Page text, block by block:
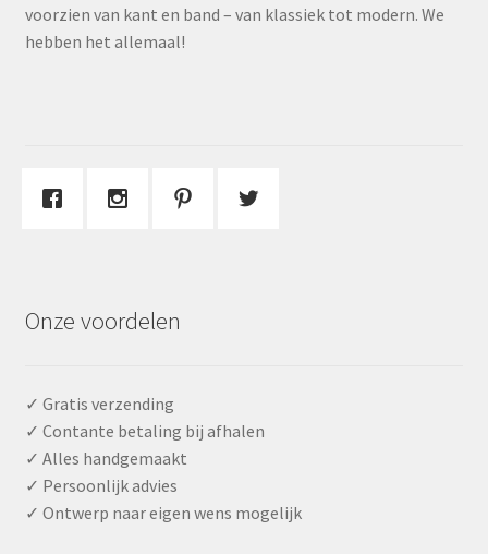
voorzien van kant en band – van klassiek tot modern. We
hebben het allemaal!
Onze voordelen
✓ Gratis verzending
✓ Contante betaling bij afhalen
✓ Alles handgemaakt
✓ Persoonlijk advies
✓ Ontwerp naar eigen wens mogelijk